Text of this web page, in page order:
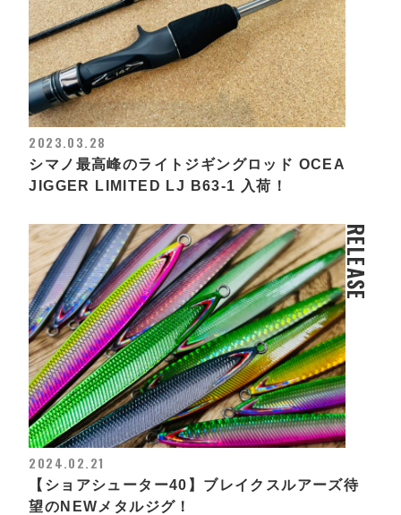
2023.03.28
シマノ最高峰のライトジギングロッド OCEA
JIGGER LIMITED LJ B63-1 入荷！
RELEASE
2024.02.21
【ショアシューター40】ブレイクスルアーズ待
望のNEWメタルジグ！